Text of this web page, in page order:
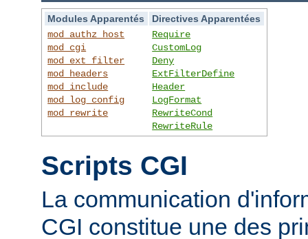
Modules Apparentés
Directives Apparentées
mod_authz_host
mod_cgi
mod_ext_filter
mod_headers
mod_include
mod_log_config
mod_rewrite
Require
CustomLog
Deny
ExtFilterDefine
Header
LogFormat
RewriteCond
RewriteRule
Scripts CGI
La communication
CGI constitue une des